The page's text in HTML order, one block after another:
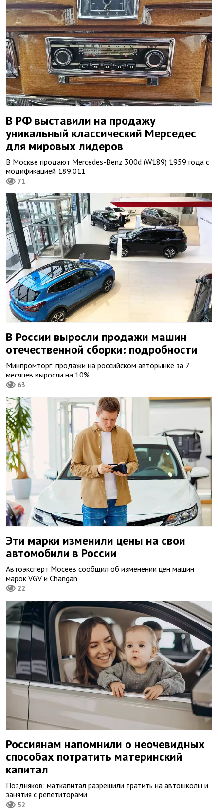
В РФ выставили на продажу
уникальный классический Мерседес
для мировых лидеров
В Москве продают Mercedes-Benz 300d (W189) 1959 года с
модификацией 189.011
71
В России выросли продажи машин
отечественной сборки: подробности
Минпромторг: продажи на российском авторынке за 7
месяцев выросли на 10%
63
Эти марки изменили цены на свои
автомобили в России
Автоэксперт Мосеев сообщил об изменении цен машин
марок VGV и Changan
22
Россиянам напомнили о неочевидных
способах потратить материнский
капитал
Поздняков: маткапитал разрешили тратить на автошколы и
занятия с репетиторами
52